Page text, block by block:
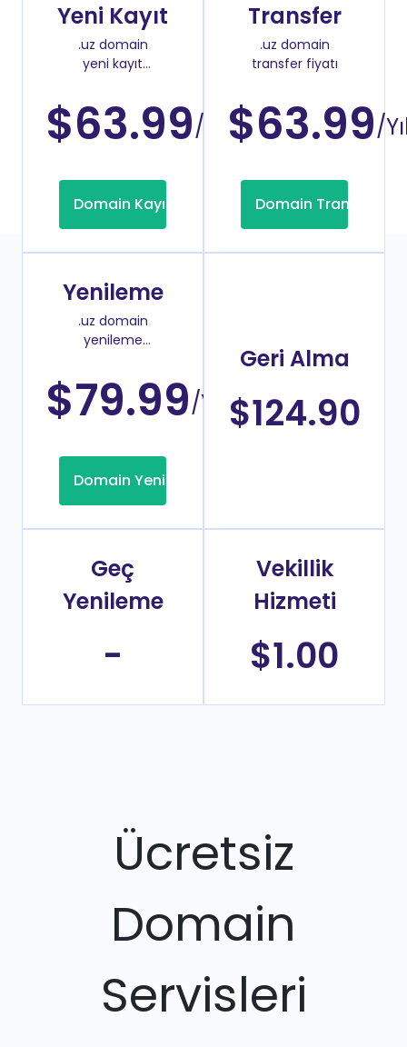
Yeni Kayıt
.uz domain
yeni kayıt
$63.99/Yıl
Domain Kayıt
Transfer
.uz domain
transfer fiyatı
$63.99/
Domain Transfer
Yenileme
.uz domain
yenileme
$79.99/Yıl
Domain Yenileme
Geri Alma
$124.90
Geç
Yenileme
-
Vekillik
Hizmeti
$1.00
Ücretsiz
Domain
Servisleri